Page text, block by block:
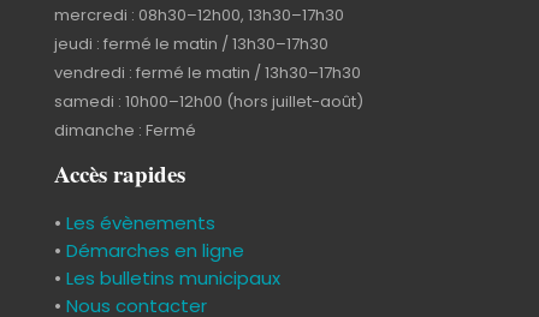
mercredi : 08h30–12h00, 13h30–17h30
jeudi : fermé le matin / 13h30–17h30
vendredi : fermé le matin / 13h30–17h30
samedi : 10h00–12h00 (hors juillet-août)
dimanche : Fermé
Accès rapides
• Les évènements
• Démarches en ligne
• Les bulletins municipaux
• Nous contacter